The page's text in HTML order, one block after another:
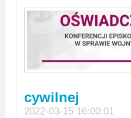
cywilnej
2022-03-15 16:00:01